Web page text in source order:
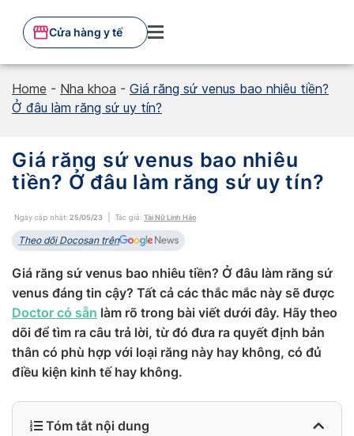
content
Cửa hàng y tế
Home - Nha khoa - Giá răng sứ venus bao nhiêu tiền?
Ở đâu làm răng sứ uy tín?
Giá răng sứ venus bao nhiêu
tiền? Ở đâu làm răng sứ uy tín?
Ngày cập nhật: 25/05/23 Tác giả: Tài Nữ Linh Hảo
Theo dõi Docosan trên
Giá răng sứ venus bao nhiêu tiền? Ở đâu làm răng sứ
venus đáng tin cậy? Tất cả các thắc mắc này sẽ được
Doctor có sẵn làm rõ trong bài viết dưới đây. Hãy theo
dõi để tìm ra câu trả lời, từ đó đưa ra quyết định bản
thân có phù hợp với loại răng này hay không, có đủ
điều kiện kinh tế hay không.
Tóm tắt nội dung